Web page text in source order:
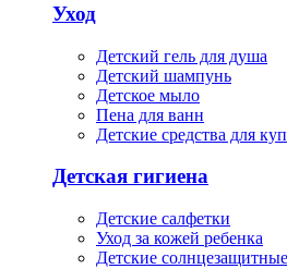
Уход
Детский гель для душа
Детский шампунь
Детское мыло
Пена для ванн
Детские средства для
Детская гигиена
Детские салфетки
Уход за кожей ребенка
Детские солнцезащитные